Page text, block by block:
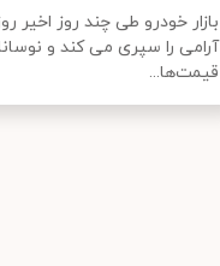
بازار خودرو طی چند روز اخیر
آرامی را سپری می کند و
قیمت‌ها...